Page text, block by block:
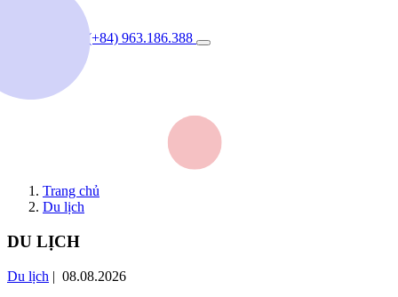
(+84) 963.186.388
Trang chủ
Du lịch
DU LỊCH
Du lịch | 08.08.2026